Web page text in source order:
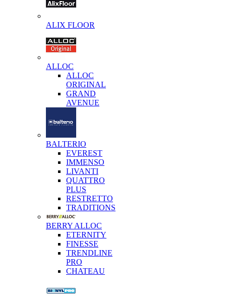
ALIX FLOOR
ALLOC
ALLOC
ORIGINAL
GRAND
AVENUE
BALTERIO
EVEREST
IMMENSO
LIVANTI
QUATTRO
PLUS
RESTRETTO
TRADITIONS
BERRY ALLOC
ETERNITY
FINESSE
TRENDLINE
PRO
CHATEAU